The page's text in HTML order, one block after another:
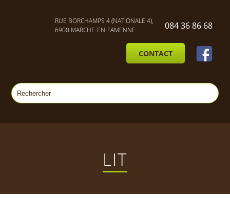
RUE BORCHAMPS 4 (NATIONALE 4),
6900 MARCHE-EN-FAMENNE
084 36 86 68
CONTACT
LIT